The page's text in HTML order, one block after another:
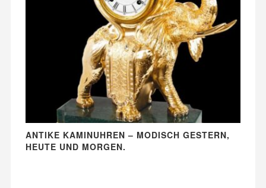
ANTIKE KAMINUHREN – MODISCH GESTERN,
HEUTE UND MORGEN.